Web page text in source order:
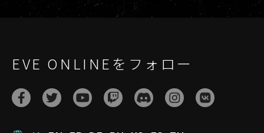
EVE ONLINEをフォロー